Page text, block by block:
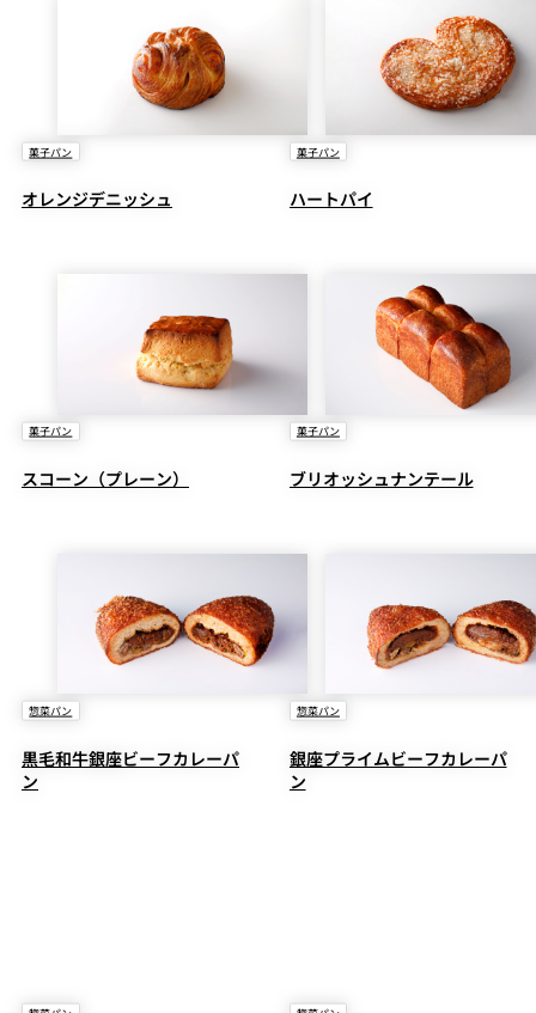
菓子パン
オレンジデニッシュ
菓子パン
ハートパイ
菓子パン
スコーン（プレーン）
菓子パン
ブリオッシュナンテール
惣菜パン
黒毛和牛銀座ビーフカレーパ
ン
惣菜パン
銀座プライムビーフカレーパ
ン